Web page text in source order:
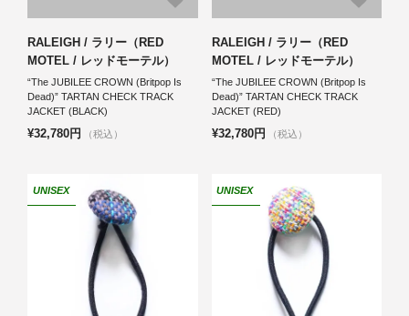
RALEIGH / ラリー（RED
MOTEL / レッドモーテル）
“The JUBILEE CROWN (Britpop Is
Dead)” TARTAN CHECK TRACK
JACKET (BLACK)
¥32,780円 （税込）
RALEIGH / ラリー（RED
MOTEL / レッドモーテル）
“The JUBILEE CROWN (Britpop Is
Dead)” TARTAN CHECK TRACK
JACKET (RED)
¥32,780円 （税込）
UNISEX UNISEX